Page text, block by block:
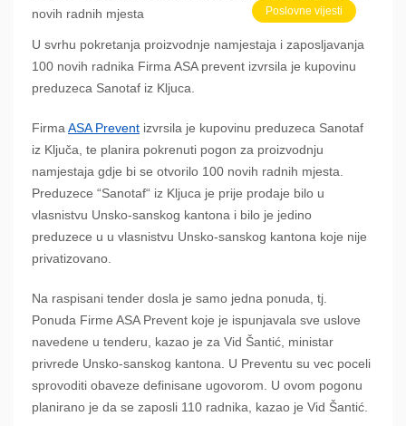
Poslovne vijesti
U svrhu pokretanja proizvodnje namjestaja i zaposljavanja
100 novih radnika Firma ASA prevent izvrsila je kupovinu
preduzeca Sanotaf iz Kljuca.
Firma ASA Prevent izvrsila je kupovinu preduzeca Sanotaf
iz Ključa, te planira pokrenuti pogon za proizvodnju
namjestaja gdje bi se otvorilo 100 novih radnih mjesta.
Preduzece “Sanotaf“ iz Kljuca je prije prodaje bilo u
vlasnistvu Unsko-sanskog kantona i bilo je jedino
preduzece u u vlasnistvu Unsko-sanskog kantona koje nije
privatizovano.
Na raspisani tender dosla je samo jedna ponuda, tj.
Ponuda Firme ASA Prevent koje je ispunjavala sve uslove
navedene u tenderu, kazao je za Vid Šantić, ministar
privrede Unsko-sanskog kantona. U Preventu su vec poceli
sprovoditi obaveze definisane ugovorom. U ovom pogonu
planirano je da se zaposli 110 radnika, kazao je Vid Šantić.